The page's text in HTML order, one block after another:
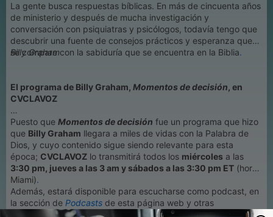
La gente busca respuestas bíblicas. En más de cincuenta años
de ministerio y después de mucha investigación y
conversación con psiquiatras y psicólogos, todavía tengo que
descubrir una fuente de consejos prácticos y esperanza que
se compare con la sabiduría que se encuentra en la Biblia.
Billy Graham
El programa de Billy Graham, Momentos de decisión, en
CVCLAVOZ
Puesto que Momentos de decisión fue un programa que hizo
que Billy Graham llegara a miles de vidas con la Palabra de
Dios, y cuyo contenido sigue siendo relevante para esta
época; CVCLAVOZ lo transmitirá todos los miércoles a las
3:30 pm, jueves a las 3 am y sábados a las 3:30 pm ET (hora
Miami).
Además, estará disponible para escucharse como podcast, en
la sección de Podcasts de esta página web y otras
plataformas.